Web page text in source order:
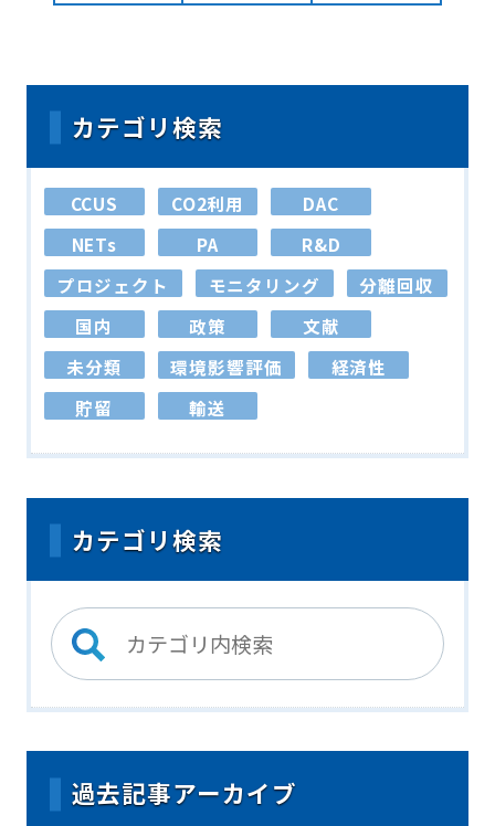
カテゴリ検索
CCUS CO2利用
DAC
NETs
PA
R&D
プロジェクト
モニタリング
分離回収
国内
政策
文献
未分類
環境影響評価
経済性
貯留
輸送
カテゴリ検索
過去記事アーカイブ